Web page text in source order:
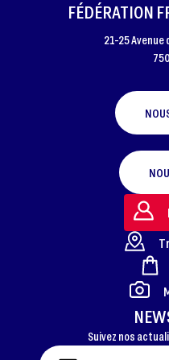
FÉDÉRATION
21-25 Avenue
Suivez nos